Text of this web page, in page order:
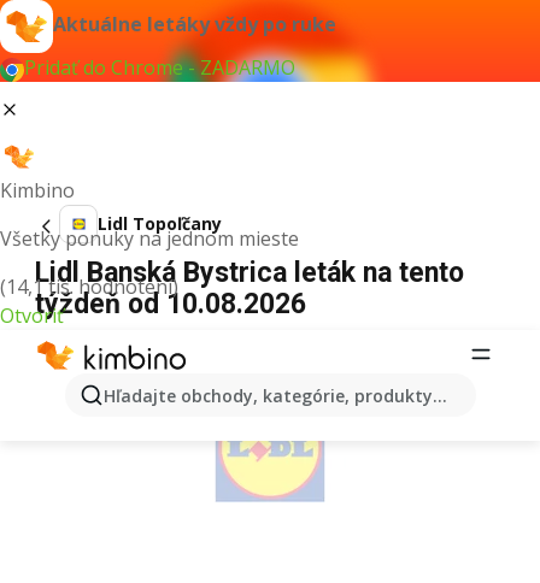
Aktuálne letáky vždy po ruke
Pridať do Chrome - ZADARMO
Kimbino
Všetky ponuky na jednom mieste
(14,1 tis. hodnotení)
Otvoriť
Hľadajte obchody, kategórie, produkty...
Lidl Topoľčany
Lidl Banská Bystrica leták na tento
týždeň od 10.08.2026